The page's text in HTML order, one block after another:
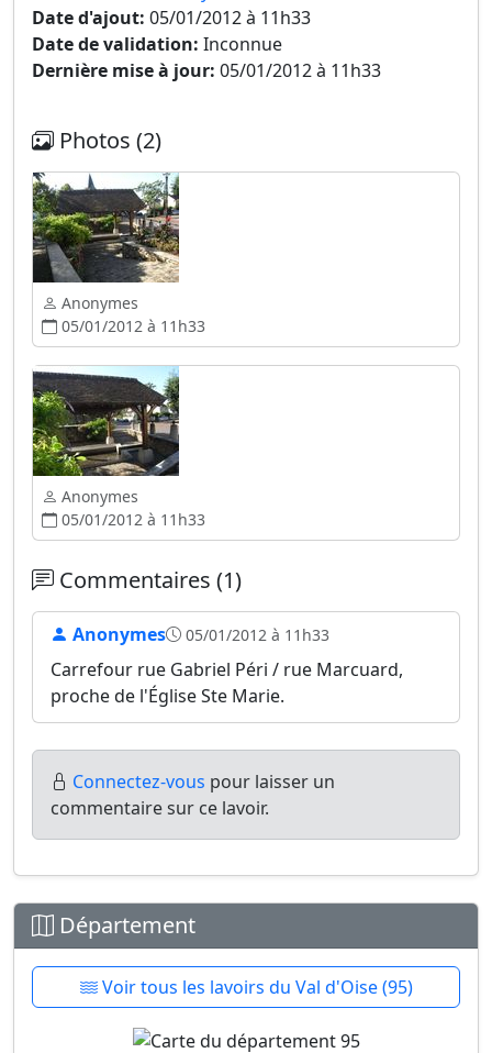
Date d'ajout: 05/01/2012 à 11h33
Date de validation: Inconnue
Dernière mise à jour: 05/01/2012 à 11h33
Photos (2)
Anonymes
05/01/2012 à 11h33
Anonymes
05/01/2012 à 11h33
Commentaires (1)
Anonymes 05/01/2012 à 11h33
Carrefour rue Gabriel Péri / rue Marcuard,
proche de l'Église Ste Marie.
Connectez-vous pour laisser un
commentaire sur ce lavoir.
Département
Voir tous les lavoirs du Val d'Oise (95)